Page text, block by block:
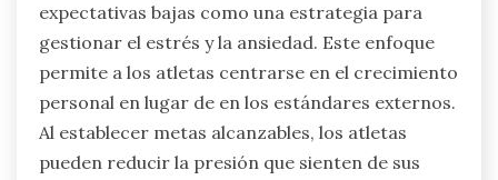
expectativas bajas como una estrategia para
gestionar el estrés y la ansiedad. Este enfoque
permite a los atletas centrarse en el crecimiento
personal en lugar de en los estándares externos.
Al establecer metas alcanzables, los atletas
pueden reducir la presión que sienten de sus